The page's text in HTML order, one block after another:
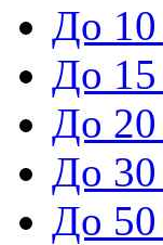
До
До
До
До
До